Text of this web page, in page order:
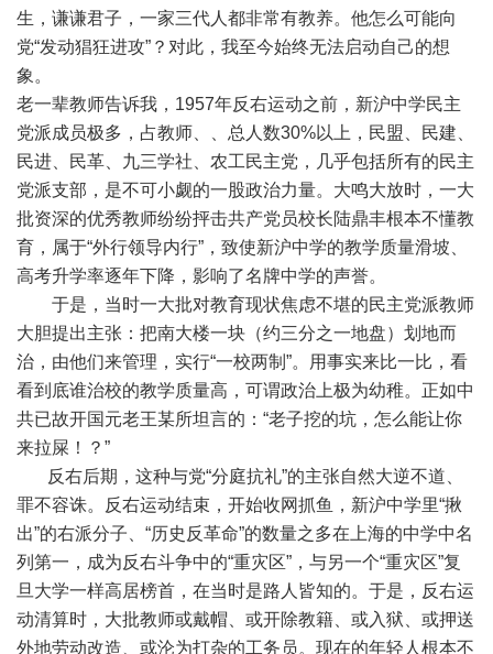
生，谦谦君子，一家三代人都非常有教养。他怎么可能向
党“发动猖狂进攻”？对此，我至今始终无法启动自己的想
象。
老一辈教师告诉我，1957年反右运动之前，新沪中学民主
党派成员极多，占教师、、总人数30%以上，民盟、民建、
民进、民革、九三学社、农工民主党，几乎包括所有的民主
党派支部，是不可小觑的一股政治力量。大鸣大放时，一大
批资深的优秀教师纷纷抨击共产党员校长陆鼎丰根本不懂教
育，属于“外行领导内行”，致使新沪中学的教学质量滑坡、
高考升学率逐年下降，影响了名牌中学的声誉。
于是，当时一大批对教育现状焦虑不堪的民主党派教师
大胆提出主张：把南大楼一块（约三分之一地盘）划地而
治，由他们来管理，实行“一校两制”。用事实来比一比，看
看到底谁治校的教学质量高，可谓政治上极为幼稚。正如中
共已故开国元老王某所坦言的：“老子挖的坑，怎么能让你
来拉屎！？”
反右后期，这种与党“分庭抗礼”的主张自然大逆不道、
罪不容诛。反右运动结束，开始收网抓鱼，新沪中学里“揪
出”的右派分子、“历史反革命”的数量之多在上海的中学中名
列第一，成为反右斗争中的“重灾区”，与另一个“重灾区”复
旦大学一样高居榜首，在当时是路人皆知的。于是，反右运
动清算时，大批教师或戴帽、或开除教籍、或入狱、或押送
外地劳动改造、或沦为打杂的工务员。现在的年轻人根本不